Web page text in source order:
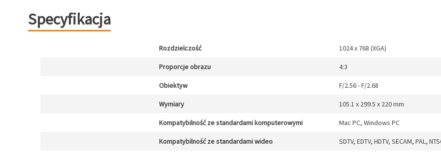
Specyfikacja
Rozdzielczość 1024 x 768 (XGA)
Proporcje obrazu 4:3
Obiektyw F/2.56 - F/2.68
Wymiary 105.1 x 299.5 x 220 mm
Kompatybilność ze standardami komputerowymi Mac PC, Windows PC
Kompatybilność ze standardami wideo SDTV, EDTV, HDTV, SECAM, PAL,